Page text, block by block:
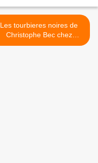
Les tourbieres noires de
Christophe Bec chez
Glénat. >